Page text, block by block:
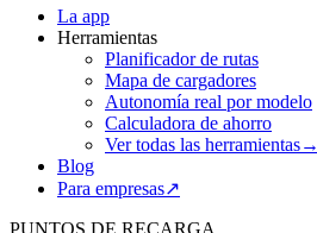
La app
Herramientas
Planificador de rutas
Mapa de cargadores
Autonomía real por modelo
Calculadora de ahorro
Ver todas las herramientas→
Blog
Para empresas↗
PUNTOS DE RECARGA